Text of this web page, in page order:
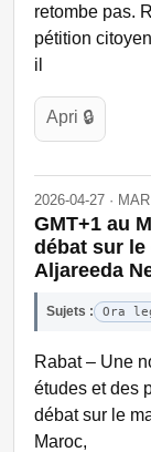
retombe pas.
pétition
il
Apri 🔒
2026-04-27 ·
GMT+1 au
débat sur le
Aljareeda
Sujets : Ora
Rabat – Une
études et des
débat sur le
Maroc,